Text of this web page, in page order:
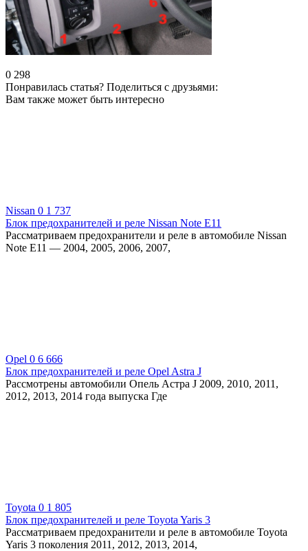
0 298
Понравилась статья? Поделиться с друзьями:
Вам также может быть интересно
Nissan 0 1 737
Блок предохранителей и реле Nissan Note Е11
Рассматриваем предохранители и реле в автомобиле Nissan
Note Е11 — 2004, 2005, 2006, 2007,
Opel 0 6 666
Блок предохранителей и реле Opel Astra J
Рассмотрены автомобили Опель Астра J 2009, 2010, 2011,
2012, 2013, 2014 года выпуска Где
Toyota 0 1 805
Блок предохранителей и реле Toyota Yaris 3
Рассматриваем предохранители и реле в автомобиле Toyota
Yaris 3 поколения 2011, 2012, 2013, 2014,